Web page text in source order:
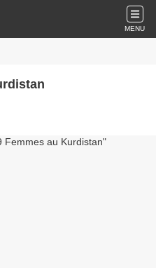
MENU